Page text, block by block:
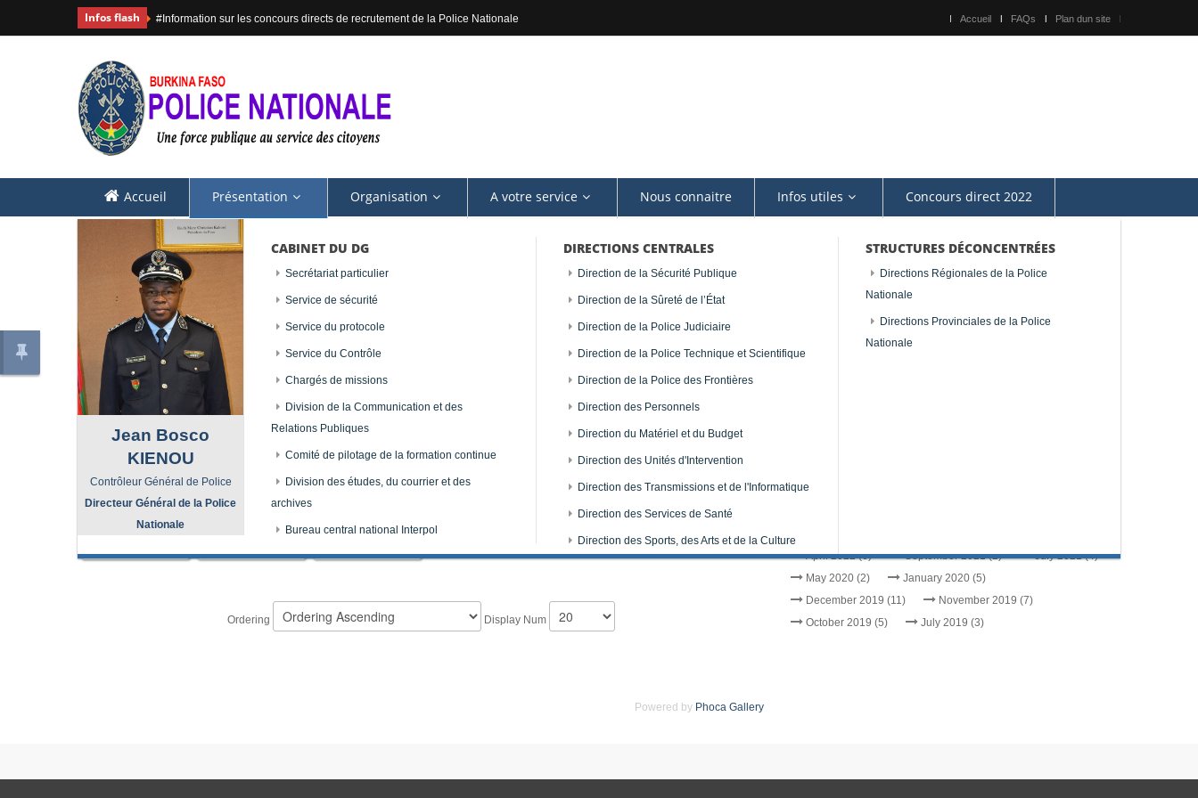
Infos flash #Information sur les concours directs de recrutement de la Police Nationale Accueil FAQs Plan dun site
Accueil Présentation Organisation
Jean Bosco
KIENOU
Contrôleur Général de Police
Directeur Général de la Police
Nationale
CABINET DU DG
Secrétariat particulier
Service de sécurité
Service du protocole
Service du Contrôle
Chargés de missions
Division de la Communication et des
Relations Publiques
Comité de pilotage de la formation continue
Division des études, du courrier et des
archives
Bureau central national Interpol
DIRECTIONS CENTRALES
Direction de la Sécurité Publique
Direction de la Sûreté de l’État
Direction de la Police Judiciaire
Direction de la Police Technique et Scientifique
Direction de la Police des Frontières
Direction des Personnels
Direction du Matériel et du Budget
Direction des Unités d'Intervention
Direction des Transmissions et de l'Informatique
Direction des Services de Santé
Direction des Sports, des Arts et de la Culture
STRUCTURES DÉCONCENTRÉES
Directions Régionales de la Police
Nationale
Directions Provinciales de la Police
Nationale
A votre service Nous connaitre Infos utiles Concours direct 2022
Présentation Anciens DG
Anciens DG
Ancien DGPN
Ordering Display Num
Powered by Phoca Gallery
Articles les plus consultés
April 2022 (6)
September 2021 (2)
July 2021 (4)
May 2020 (2)
January 2020 (5)
December 2019 (11)
November 2019 (7)
October 2019 (5)
July 2019 (3)